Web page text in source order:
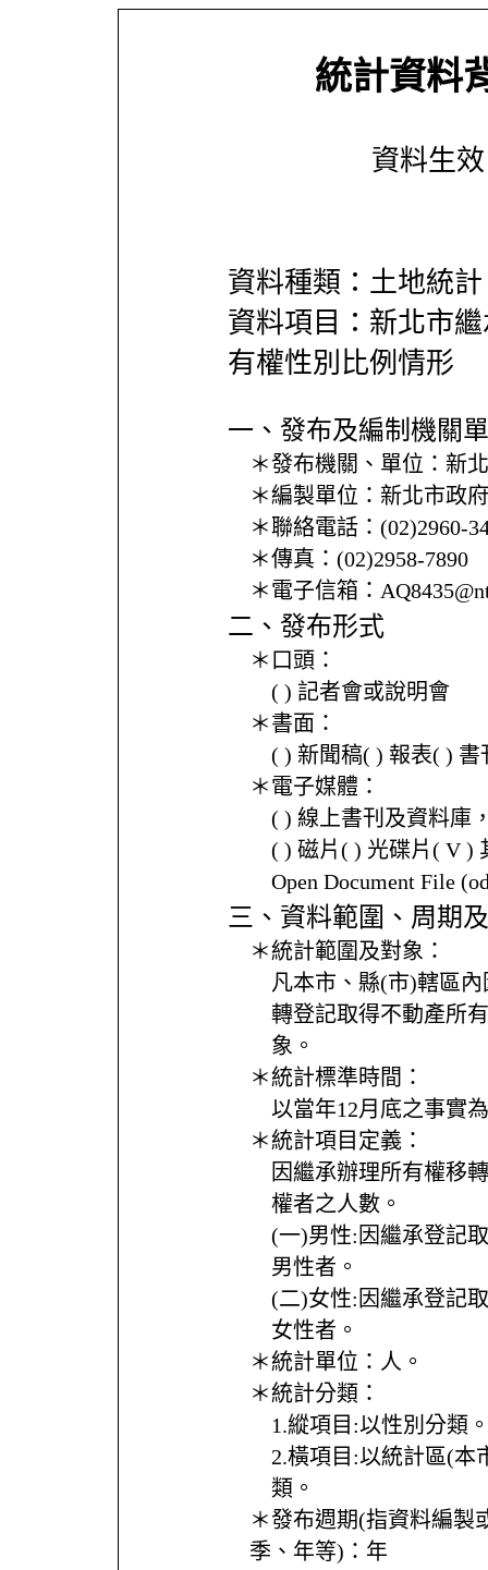
統計資料
資料生
資料種類：土地統計
資料項目：新北市
有權性別比例情形
一、發布及編制機關
＊發布機關、單位： 新
＊編製單位： 新北市政
＊聯絡電話： (02)2960-
＊傳真： (02)2958-7890
＊電子信箱：
二、發布形式
＊口頭：
( ) 記者會或說明會
＊書面：
( ) 新聞稿( ) 報表( ) 書
＊電子媒體：
( ) 線上書刊及資料庫
( ) 磁片( ) 光碟片( V )
Open Document File
三、資料範圍、周期
＊統計範圍及對象：
凡本市、縣(市)轄區
轉登記取得不動產所
象。
＊統計標準時間：
以當年12月底之事實
＊統計項目定義：
因繼承辦理所有權移
權者之人數。
(一)男性:因繼承登記
男性者。
(二)女性:因繼承登記
女性者。
＊統計單位： 人。
＊統計分類：
1.縱項目:以性別分類
2.橫項目:以統計區(本
類。
＊發布週期(指資料編製
季、年等)： 年